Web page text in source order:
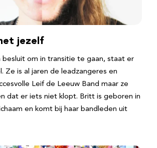
jezelf
besluit om in transitie te gaan, staat er
Ze is al jaren de leadzangeres en
Leif de Leeuw Band maar ze
dat er iets niet klopt. Britt is geboren in
en komt bij haar bandleden uit